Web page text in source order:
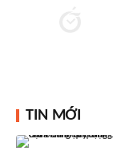
TIN MỚI